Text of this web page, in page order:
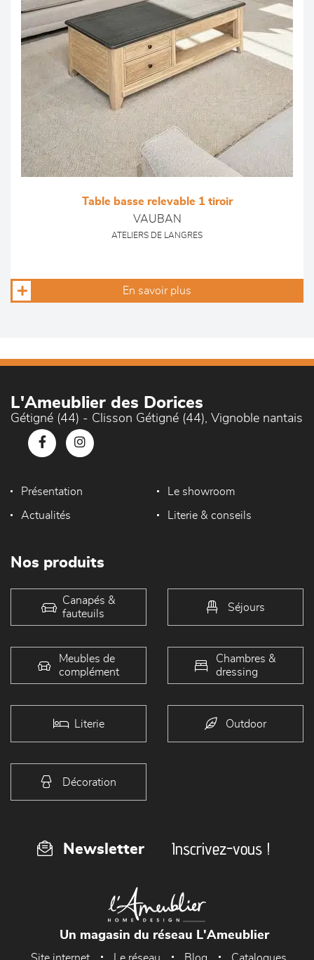
Table basse relevable 1 tiroir
VAUBAN
ATELIERS DE LANGRES
En savoir plus
L'Ameublier des Dorices
Gétigné (44) - Clisson Gétigné (44), Vignoble nantais
Présentation Le showroom
Actualités Literie & conseils
Nos produits
Canapés &
fauteuils
Séjours
Meubles de
complément
Chambres &
dressing
Literie Outdoor
Décoration
Newsletter Inscrivez-vous !
Un magasin du réseau L'Ameublier